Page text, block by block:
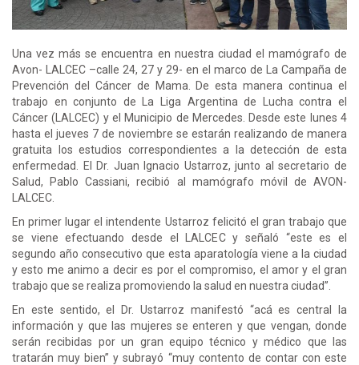
Una vez más se encuentra en nuestra ciudad el mamógrafo de
Avon- LALCEC –calle 24, 27 y 29- en el marco de La Campaña de
Prevención del Cáncer de Mama. De esta manera continua el
trabajo en conjunto de La Liga Argentina de Lucha contra el
Cáncer (LALCEC) y el Municipio de Mercedes. Desde este lunes 4
hasta el jueves 7 de noviembre se estarán realizando de manera
gratuita los estudios correspondientes a la detección de esta
enfermedad. El Dr. Juan Ignacio Ustarroz, junto al secretario de
Salud, Pablo Cassiani, recibió al mamógrafo móvil de AVON-
LALCEC.
En primer lugar el intendente Ustarroz felicitó el gran trabajo que
se viene efectuando desde el LALCEC y señaló “este es el
segundo año consecutivo que esta aparatología viene a la ciudad
y esto me animo a decir es por el compromiso, el amor y el gran
trabajo que se realiza promoviendo la salud en nuestra ciudad”.
En este sentido, el Dr. Ustarroz manifestó “acá es central la
información y que las mujeres se enteren y que vengan, donde
serán recibidas por un gran equipo técnico y médico que las
tratarán muy bien” y subrayó “muy contento de contar con este